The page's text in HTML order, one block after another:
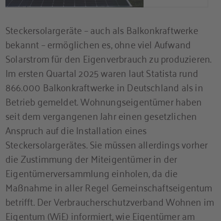
Steckersolargeräte – auch als Balkonkraftwerke
bekannt – ermöglichen es, ohne viel Aufwand
Solarstrom für den Eigenverbrauch zu produzieren.
Im ersten Quartal 2025 waren laut Statista rund
866.000 Balkonkraftwerke in Deutschland als in
Betrieb gemeldet. Wohnungseigentümer haben
seit dem vergangenen Jahr einen gesetzlichen
Anspruch auf die Installation eines
Steckersolargerätes. Sie müssen allerdings vorher
die Zustimmung der Miteigentümer in der
Eigentümerversammlung einholen, da die
Maßnahme in aller Regel Gemeinschaftseigentum
betrifft. Der Verbraucherschutzverband Wohnen im
Eigentum (WiE) informiert, wie Eigentümer am